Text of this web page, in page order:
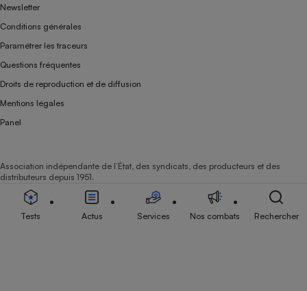
Newsletter
Conditions générales
Paramétrer les traceurs
Questions fréquentes
Droits de reproduction et de diffusion
Mentions légales
Panel
Association indépendante de l’État, des syndicats, des producteurs et des
distributeurs depuis 1951.
Tests Actus Services Nos combats Rechercher